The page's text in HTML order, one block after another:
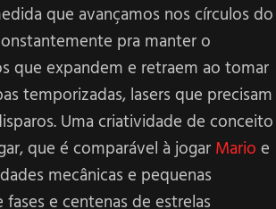
que avançamos nos círculos do
pra manter o
que expandem e retraem ao tomar
temporizadas, lasers que precisam
Uma criatividade de conceito
que é comparável à jogar Mario e
mecânicas e pequenas
e centenas de estrelas